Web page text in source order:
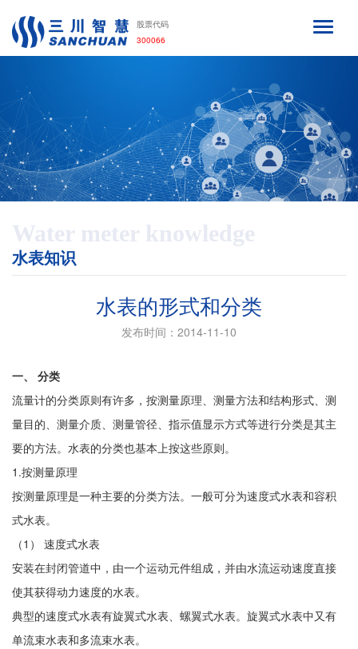
股票代码
300066
Water meter knowledge
水表知识
水表的形式和分类
发布时间：2014-11-10
一、 分类
流量计的分类原则有许多，按测量原理、测量方法和结构形式、测
量目的、测量介质、测量管径、指示值显示方式等进行分类是其主
要的方法。水表的分类也基本上按这些原则。
1.按测量原理
按测量原理是一种主要的分类方法。一般可分为速度式水表和容积
式水表。
（1） 速度式水表
安装在封闭管道中，由一个运动元件组成，并由水流运动速度直接
使其获得动力速度的水表。
典型的速度式水表有旋翼式水表、螺翼式水表。旋翼式水表中又有
单流束水表和多流束水表。